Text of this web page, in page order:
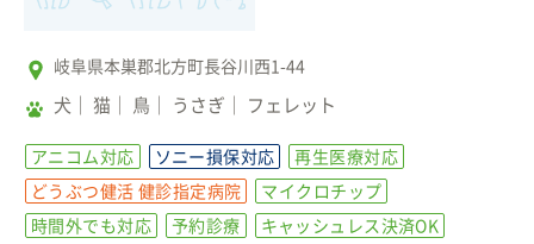
岐阜県本巣郡北方町長谷川西1-44
犬 猫 鳥 うさぎ フェレット
アニコム対応 ソニー損保対応
再生医療対応
どうぶつ健活 健診指定病院
マイクロチップ
時間外でも対応
予約診療 キャッシュレス決済OK